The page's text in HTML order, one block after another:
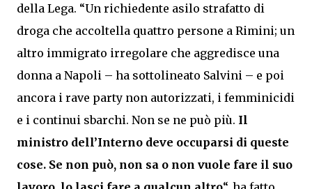
della Lega. “Un richiedente asilo strafatto di
droga che accoltella quattro persone a Rimini; un
altro immigrato irregolare che aggredisce una
donna a Napoli – ha sottolineato Salvini – e poi
ancora i rave party non autorizzati, i femminicidi
e i continui sbarchi. Non se ne può più. Il
ministro dell’Interno deve occuparsi di queste
cose. Se non può, non sa o non vuole fare il suo